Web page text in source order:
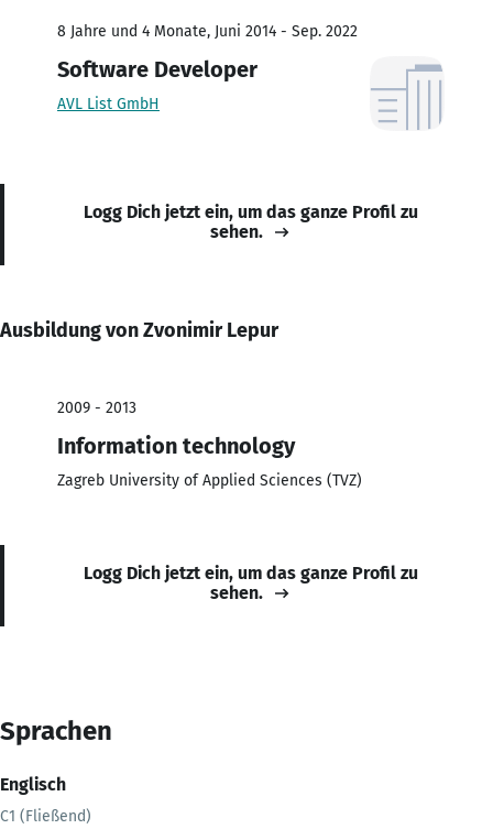
8 Jahre und 4 Monate, Juni 2014 - Sep. 2022
Software Developer
AVL List GmbH
Logg Dich jetzt ein, um das ganze Profil zu
sehen.
Ausbildung von Zvonimir Lepur
2009 - 2013
Information technology
Zagreb University of Applied Sciences (TVZ)
Logg Dich jetzt ein, um das ganze Profil zu
sehen.
Sprachen
Englisch
C1 (Fließend)